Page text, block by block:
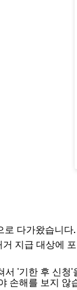
로 다가왔습니다
지급 대상에
'기한 후 신청'
손해를 보지 않